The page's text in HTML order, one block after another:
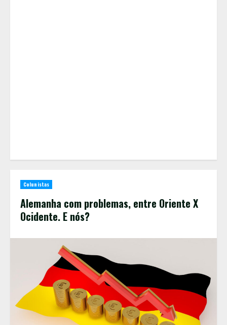
Colunistas
Alemanha com problemas, entre Oriente X
Ocidente. E nós?